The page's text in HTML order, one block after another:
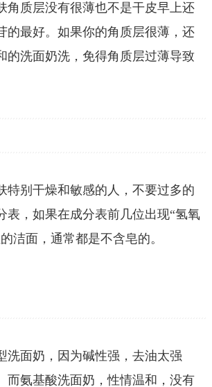
角质层没有很薄也不是干皮早上还
的最好。如果你的角质层很薄，还
的洗面奶洗，免得角质层过薄导致
特别干燥和敏感的人，不要过多的
，如果在成分表前几位出现“氢氧
洁面，通常都是不含皂的。
洗面奶，因为碱性强，去油太强
而氨基酸洗面奶，性情温和，没有